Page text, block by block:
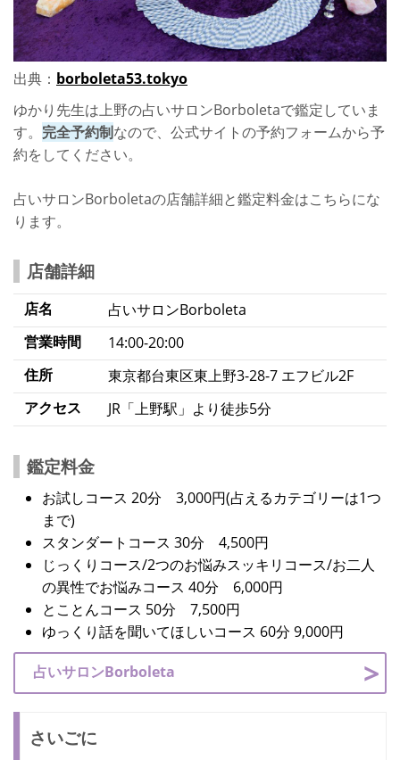
出典： borboleta53.tokyo
ゆかり先生は上野の占いサロンBorboletaで鑑定していま
す。 完全予約制なので、公式サイトの予約フォームから予
約をしてください。
占いサロンBorboletaの店舗詳細と鑑定料金はこちらにな
ります。
店舗詳細
店名
占いサロンBorboleta
営業時間
14:00-20:00
住所
東京都台東区東上野3-28-7 エフビル2F
アクセス
JR「上野駅」より徒歩5分
鑑定料金
お試しコース 20分 3,000円(占えるカテゴリーは1つ
まで)
スタンダートコース 30分 4,500円
じっくりコース/2つのお悩みスッキリコース/お二人
の異性でお悩みコース 40分 6,000円
とことんコース 50分 7,500円
ゆっくり話を聞いてほしいコース 60分 9,000円
占いサロンBorboleta
さいごに